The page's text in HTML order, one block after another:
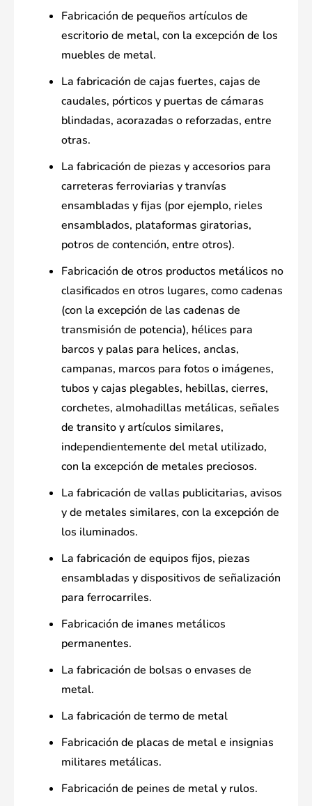
Fabricación de pequeños artículos de
escritorio de metal, con la excepción de los
muebles de metal.
La fabricación de cajas fuertes, cajas de
caudales, pórticos y puertas de cámaras
blindadas, acorazadas o reforzadas, entre
otras.
La fabricación de piezas y accesorios para
carreteras ferroviarias y tranvías
ensambladas y fijas (por ejemplo, rieles
ensamblados, plataformas giratorias,
potros de contención, entre otros).
Fabricación de otros productos metálicos no
clasificados en otros lugares, como cadenas
(con la excepción de las cadenas de
transmisión de potencia), hélices para
barcos y palas para helices, anclas,
campanas, marcos para fotos o imágenes,
tubos y cajas plegables, hebillas, cierres,
corchetes, almohadillas metálicas, señales
de transito y artículos similares,
independientemente del metal utilizado,
con la excepción de metales preciosos.
La fabricación de vallas publicitarias, avisos
y de metales similares, con la excepción de
los iluminados.
La fabricación de equipos fijos, piezas
ensambladas y dispositivos de señalización
para ferrocarriles.
Fabricación de imanes metálicos
permanentes.
La fabricación de bolsas o envases de
metal.
La fabricación de termo de metal
Fabricación de placas de metal e insignias
militares metálicas.
Fabricación de peines de metal y rulos.